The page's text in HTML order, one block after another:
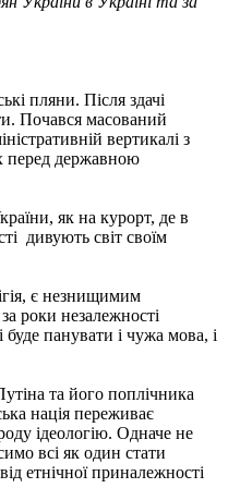
пляни. Після здачі
Почався масований
вертикалі з
перед державною
як на курорт, де в
дивують світ своїм
є незнищимим
роки незалежності
панувати і чужа мова, і
та його поплічника
нація переживає
ідеологію. Одначе не
всі як один стати
етнічної приналежності